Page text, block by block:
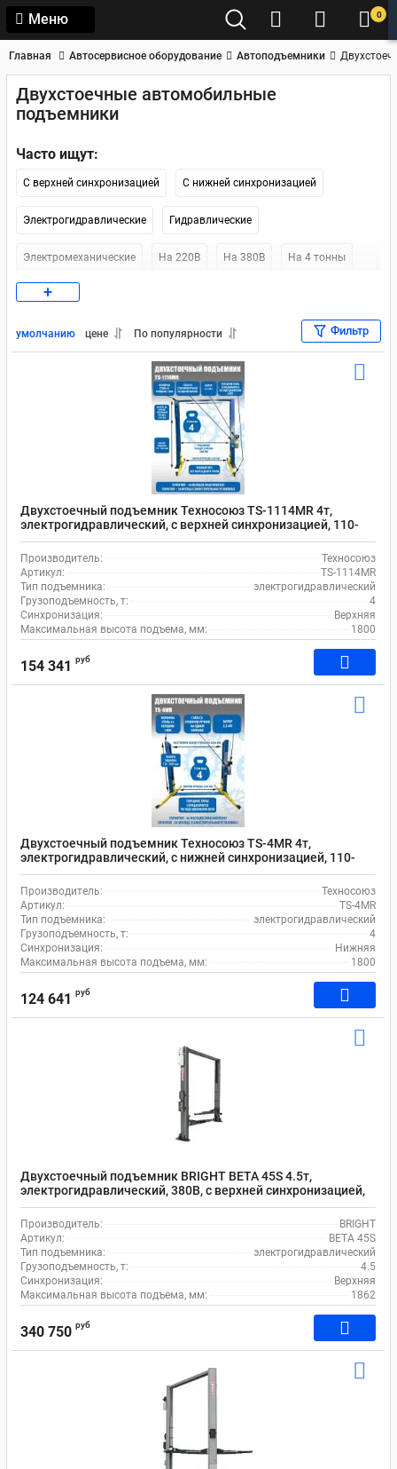
Меню 0
Главная Автосервисное оборудование Автоподъемники
Двухстоечные автомобильные
подъемники
Часто ищут:
С верхней синхронизацией С нижней синхронизацией
Электрогидравлические Гидравлические
Электромеханические На 220В На 380В На 4 тонны
На 5 тонн
Двухстоечные подъемники ATIS
Двухстоечные подъемники Launch
Двухстоечные подъемники KraftWell
Двухстоечные подъемники AE&T Винтовые
Автомобильные (легковые)
+
умолчанию цене По популярности Фильтр
Двухстоечный подъемник Техносоюз TS-1114MR 4т,
электрогидравлический, с верхней синхронизацией, 110-
1800 мм
Производитель:
Техносоюз
Артикул:
TS-1114MR
Тип подъемника:
электрогидравлический
Грузоподъемность, т:
4
Синхронизация:
Верхняя
Максимальная высота подъема, мм:
1800
154 341 руб
Двухстоечный подъемник Техносоюз TS-4MR 4т,
электрогидравлический, с нижней синхронизацией, 110-
1800 мм
Производитель:
Техносоюз
Артикул:
TS-4MR
Тип подъемника:
электрогидравлический
Грузоподъемность, т:
4
Синхронизация:
Нижняя
Максимальная высота подъема, мм:
1800
124 641 руб
Двухстоечный подъемник BRIGHT BETA 45S 4.5т,
электрогидравлический, 380В, с верхней синхронизацией,
110-1862 мм
Производитель:
BRIGHT
Артикул:
BETA 45S
Тип подъемника:
электрогидравлический
Грузоподъемность, т:
4.5
Синхронизация:
Верхняя
Максимальная высота подъема, мм:
1862
340 750 руб